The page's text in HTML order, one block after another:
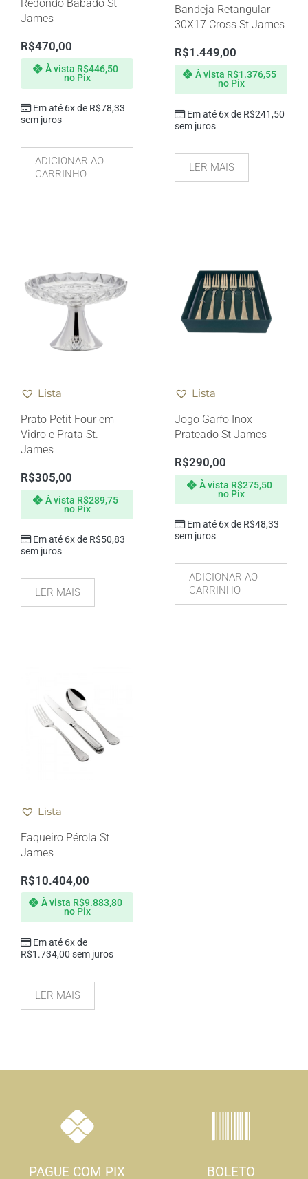
Redondo Babado St
James
R$470,00
Em até 6x de R$78,33
sem juros
À vista R$446,50
no Pix
ADICIONAR AO
CARRINHO
Bandeja Retangular
30X17 Cross St James
R$1.449,00
Em até 6x de R$241,50
sem juros
À vista R$1.376,55
no Pix
LER MAIS
Lista
Prato Petit Four em
Vidro e Prata St.
James
R$305,00
Em até 6x de R$50,83
sem juros
À vista R$289,75
no Pix
LER MAIS
Lista
Jogo Garfo Inox
Prateado St James
R$290,00
Em até 6x de R$48,33
sem juros
À vista R$275,50
no Pix
ADICIONAR AO
CARRINHO
Lista
Faqueiro Pérola St
James
R$10.404,00
Em até 6x de
R$1.734,00 sem juros
À vista R$9.883,80
no Pix
LER MAIS
PAGUE COM PIX BOLETO